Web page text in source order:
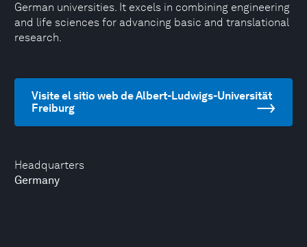
Headquarters
Germany
German universities. It excels in combining engineering
and life sciences for advancing basic and translational
research.
Visite el sitio web de Albert-Ludwigs-Universität
Freiburg